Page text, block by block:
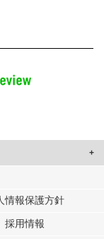
たコンテンツや広告の
しています。
提供した他の情報や、
情報保護方針
採用情報